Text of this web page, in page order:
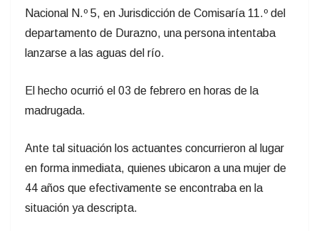
Nacional N.º 5, en Jurisdicción de Comisaría 11.º del
departamento de Durazno, una persona intentaba
lanzarse a las aguas del río.
El hecho ocurrió el 03 de febrero en horas de la
madrugada.
Ante tal situación los actuantes concurrieron al lugar
en forma inmediata, quienes ubicaron a una mujer de
44 años que efectivamente se encontraba en la
situación ya descripta.